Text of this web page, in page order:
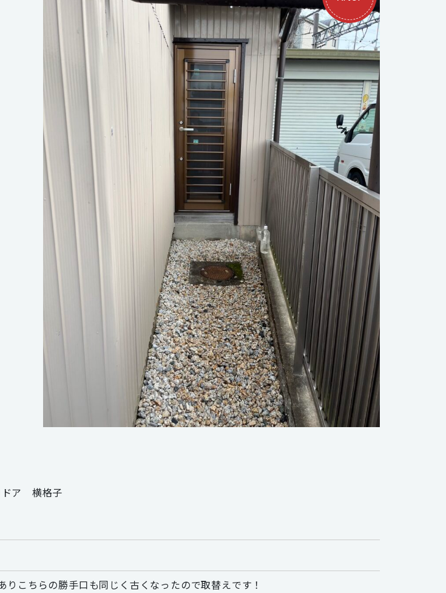
ドア 横格子
こちらの勝手口も同じく古くなったので取替えです！